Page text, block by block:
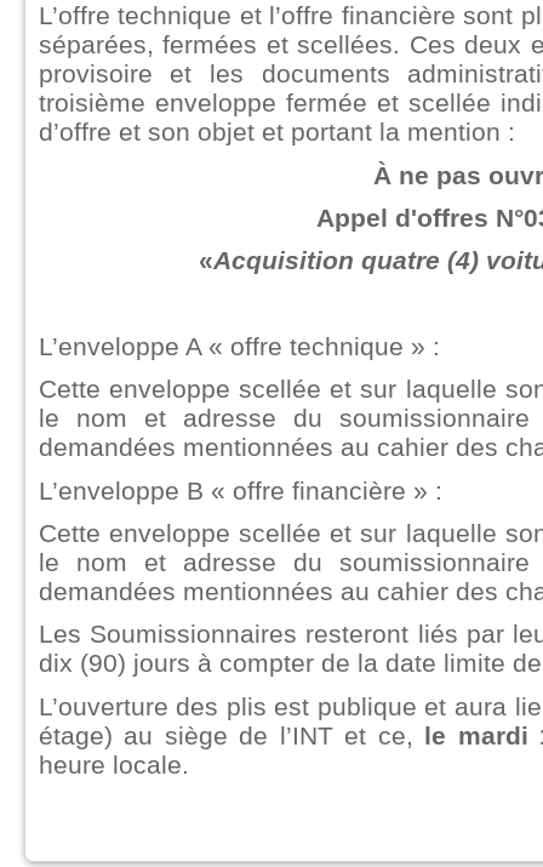
L’offre technique et l’offre financière sont
séparées, fermées et scellées. Ces deux
provisoire et les documents
troisième enveloppe fermée et scellée
d’offre et son objet et portant la mention :
À ne pas
Appel d'offres
«Acquisition quatre (4)
L’enveloppe A « offre technique » :
Cette enveloppe scellée et sur laquelle
le nom et adresse du
demandées mentionnées au cahier des
L’enveloppe B « offre financière » :
Cette enveloppe scellée et sur laquelle
le nom et adresse du
demandées mentionnées au cahier des
Les Soumissionnaires resteront liés par
dix (90) jours à compter de la date limite
L’ouverture des plis est publique et aura
étage) au siège de l’INT et ce, le mardi
heure locale.